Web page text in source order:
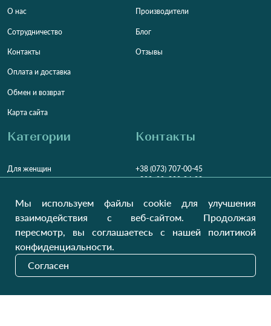
О нас
Сотрудничество
Контакты
Оплата и доставка
Обмен и возврат
Карта сайта
Производители
Блог
Отзывы
Категории
Для женщин
Для детей
Домашний текстиль
Контакты
+38 (073) 707-00-45
+380 (99) 302-84-98
Заказать звонок?
Пн-Пт9:00 - 16:00
НДВихідний
Наши обновления
Мы используем файлы cookie для улучшения
взаимодействия с веб-сайтом. Продолжая
пересмотр, вы соглашаетесь с нашей политикой
конфиденциальности.
Согласен